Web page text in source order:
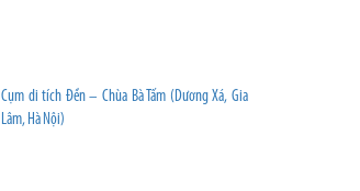
Cụm di tích Đền – Chùa Bà Tấm (Dương Xá, Gia
Lâm, Hà Nội)